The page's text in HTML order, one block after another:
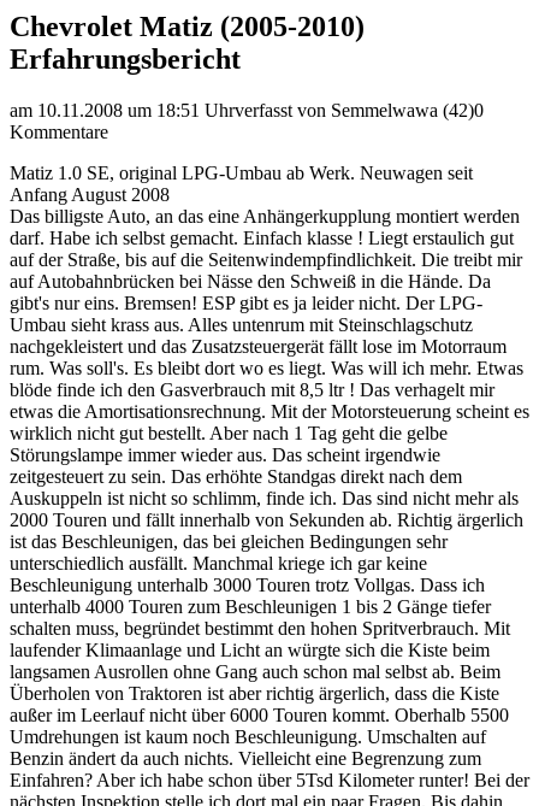
Chevrolet Matiz (2005-2010)
Erfahrungsbericht
am 10.11.2008 um 18:51 Uhrverfasst von Semmelwawa (42)0
Kommentare
Matiz 1.0 SE, original LPG-Umbau ab Werk. Neuwagen seit
Anfang August 2008
Das billigste Auto, an das eine Anhängerkupplung montiert werden
darf. Habe ich selbst gemacht. Einfach klasse ! Liegt erstaulich gut
auf der Straße, bis auf die Seitenwindempfindlichkeit. Die treibt mir
auf Autobahnbrücken bei Nässe den Schweiß in die Hände. Da
gibt's nur eins. Bremsen! ESP gibt es ja leider nicht. Der LPG-
Umbau sieht krass aus. Alles untenrum mit Steinschlagschutz
nachgekleistert und das Zusatzsteuergerät fällt lose im Motorraum
rum. Was soll's. Es bleibt dort wo es liegt. Was will ich mehr. Etwas
blöde finde ich den Gasverbrauch mit 8,5 ltr ! Das verhagelt mir
etwas die Amortisationsrechnung. Mit der Motorsteuerung scheint es
wirklich nicht gut bestellt. Aber nach 1 Tag geht die gelbe
Störungslampe immer wieder aus. Das scheint irgendwie
zeitgesteuert zu sein. Das erhöhte Standgas direkt nach dem
Auskuppeln ist nicht so schlimm, finde ich. Das sind nicht mehr als
2000 Touren und fällt innerhalb von Sekunden ab. Richtig ärgerlich
ist das Beschleunigen, das bei gleichen Bedingungen sehr
unterschiedlich ausfällt. Manchmal kriege ich gar keine
Beschleunigung unterhalb 3000 Touren trotz Vollgas. Dass ich
unterhalb 4000 Touren zum Beschleunigen 1 bis 2 Gänge tiefer
schalten muss, begründet bestimmt den hohen Spritverbrauch. Mit
laufender Klimaanlage und Licht an würgte sich die Kiste beim
langsamen Ausrollen ohne Gang auch schon mal selbst ab. Beim
Überholen von Traktoren ist aber richtig ärgerlich, dass die Kiste
außer im Leerlauf nicht über 6000 Touren kommt. Oberhalb 5500
Umdrehungen ist kaum noch Beschleunigung. Umschalten auf
Benzin ändert da auch nichts. Vielleicht eine Begrenzung zum
Einfahren? Aber ich habe schon über 5Tsd Kilometer runter! Bei der
nächsten Inspektion stelle ich dort mal ein paar Fragen. Bis dahin